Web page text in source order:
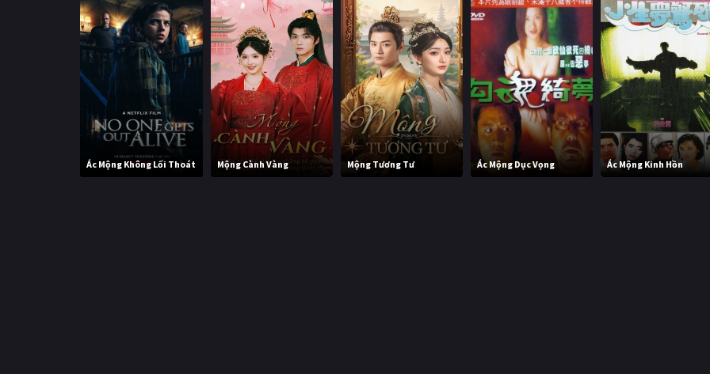
Ác Mộng Không Lối Thoát Mộng Cành Vàng Mộng Tương Tư Ác Mộng Dục Vọng Ác Mộng Kinh Hồn